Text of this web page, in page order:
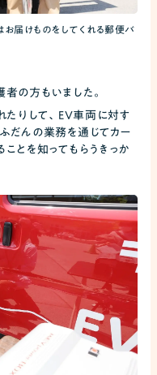
届けものをしてくれる郵便バ
の方もいました。
たりして、EV車両に対す
だんの業務を通じてカー
とを知ってもらうきっか